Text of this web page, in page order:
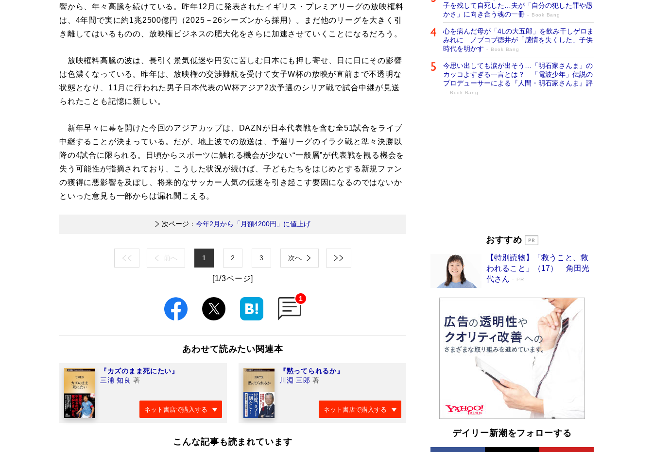
響から、年々高騰を続けている。昨年12月に発表されたイギリス・プレミアリーグの放映権料
は、4年間で実に約1兆2500億円（2025－26シーズンから採用）。まだ他のリーグを大きく引
き離してはいるものの、放映権ビジネスの肥大化をさらに加速させていくことになるだろう。
放映権料高騰の波は、長引く景気低迷や円安に苦しむ日本にも押し寄せ、日に日にその影響
は色濃くなっている。昨年は、放映権の交渉難航を受けて女子W杯の放映が直前まで不透明な
状態となり、11月に行われた男子日本代表のW杯アジア2次予選のシリア戦で試合中継が見送
られたことも記憶に新しい。
新年早々に幕を開けた今回のアジアカップは、DAZNが日本代表戦を含む全51試合をライブ
中継することが決まっている。だが、地上波での放送は、予選リーグのイラク戦と準々決勝以
降の4試合に限られる。日頃からスポーツに触れる機会が少ない“一般層”が代表戦を観る機会を
失う可能性が指摘されており、こうした状況が続けば、子どもたちをはじめとする新規ファン
の獲得に悪影響を及ぼし、将来的なサッカー人気の低迷を引き起こす要因になるのではないか
といった意見も一部からは漏れ聞こえる。
次ページ： 今年2月から「月額4200円」に値上げ
前へ 1 2 3 次へ
[1/3ページ]
1
あわせて読みたい関連本
『カズのまま死にたい』
三浦 知良 著
ネット書店で購入する
『黙ってられるか』
川淵 三郎 著
ネット書店で購入する
こんな記事も読まれています
子を残して自死した…夫が「自分の犯した罪や愚
かさ」に向き合う魂の一冊
Book Bang
心を病んだ母が「4Lの大五郎」を飲み干しゲロま
みれに…ノブコブ徳井が「感情を失くした」子供
時代を明かす
Book Bang
今思い出しても涙が出そう…「明石家さんま」の
カッコよすぎる一言とは？ 「電波少年」伝説の
プロデューサーによる『人間・明石家さんま』評
Book Bang
転 上司の“意外な一言”から生まれた「雑談のテ
皇室はなぜ世界から尊敬されているのか？ 「天
皇陛下はお元気でおられるか」がサウジ国王の第
一声になる理由
Book Bang
おすすめ
【特別読物】「救うこと、救
われること」（17） 角田光
代さん
PR
デイリー新潮をフォローする